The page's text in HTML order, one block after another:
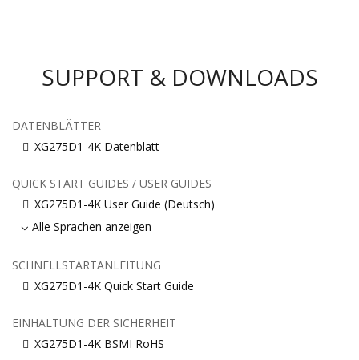
SUPPORT & DOWNLOADS
DATENBLÄTTER
XG275D1-4K Datenblatt
QUICK START GUIDES / USER GUIDES
XG275D1-4K User Guide (Deutsch)
Alle Sprachen anzeigen
SCHNELLSTARTANLEITUNG
XG275D1-4K Quick Start Guide
EINHALTUNG DER SICHERHEIT
XG275D1-4K BSMI RoHS